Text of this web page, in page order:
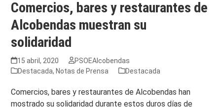
Comercios, bares y restaurantes de
Alcobendas muestran su
solidaridad
15 abril, 2020
PSOEAlcobendas
Destacada,Notas de Prensa Destacada
Comercios, bares y restaurantes de Alcobendas han
mostrado su solidaridad durante estos duros días de